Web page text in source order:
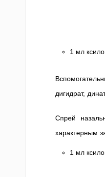
1 мл
дигидрат,
Спрей
характерным
1 мл